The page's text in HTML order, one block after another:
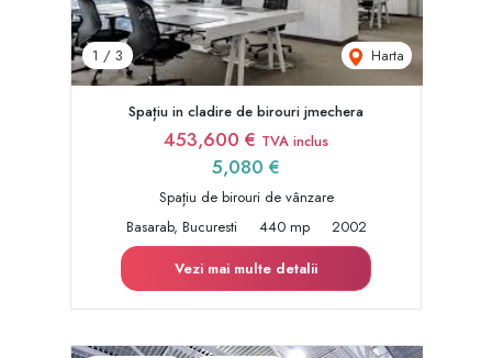
1 / 3 Harta
Spațiu in cladire de birouri jmechera
453,600 € TVA inclus
5,080 €
Spațiu de birouri de vânzare
Basarab, Bucuresti
440 mp
2002
Vezi mai multe detalii